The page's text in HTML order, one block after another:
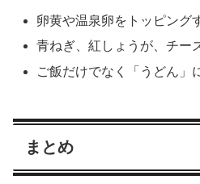
卵黄や温泉卵をトッピング
青ねぎ、紅しょうが、チー
ご飯だけでなく「うどん
まとめ